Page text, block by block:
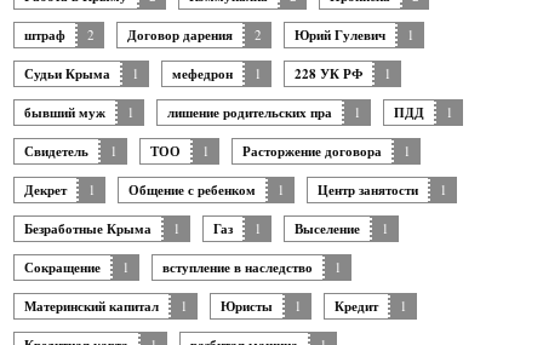
штраф 2 Договор дарения 2 Юрий Гулевич 1
Судьи Крыма 1 мефедрон 1 228 УК РФ 1
бывший муж 1 лишение родительских пра 1 ПДД 1
Свидетель 1 ТОО 1 Расторжение договора 1
Декрет 1 Общение с ребенком 1 Центр занятости 1
Безработные Крыма 1 Газ 1 Выселение 1
Сокращение 1 вступление в наследство 1
Материнский капитал 1 Юристы 1 Кредит 1